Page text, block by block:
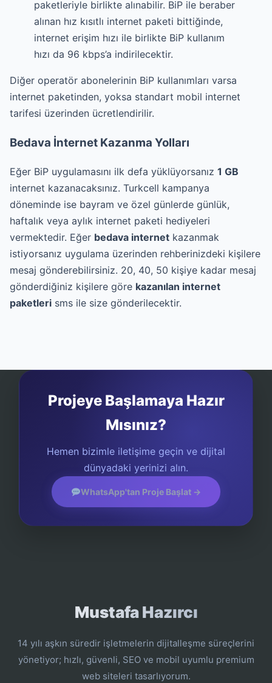
paketleriyle birlikte alınabilir. BiP ile beraber
alınan hız kısıtlı internet paketi bittiğinde,
internet erişim hızı ile birlikte BiP kullanım
hızı da 96 kbps’a indirilecektir.
Diğer operatör abonelerinin BiP kullanımları varsa
internet paketinden, yoksa standart mobil internet
tarifesi üzerinden ücretlendirilir.
Bedava İnternet Kazanma Yolları
Eğer BiP uygulamasını ilk defa yüklüyorsanız 1 GB
internet kazanacaksınız. Turkcell kampanya
döneminde ise bayram ve özel günlerde günlük,
haftalık veya aylık internet paketi hediyeleri
vermektedir. Eğer bedava internet kazanmak
istiyorsanız uygulama üzerinden rehberinizdeki kişilere
mesaj gönderebilirsiniz. 20, 40, 50 kişiye kadar mesaj
gönderdiğiniz kişilere göre kazanılan internet
paketleri sms ile size gönderilecektir.
Projeye Başlamaya Hazır
Mısınız?
Hemen bizimle iletişime geçin ve dijital
dünyadaki yerinizi alın.
WhatsApp'tan Proje Başlat →
Mustafa Hazırcı
14 yılı aşkın süredir işletmelerin dijitalleşme süreçlerini
yönetiyor; hızlı, güvenli, SEO ve mobil uyumlu premium
web siteleri tasarlıyorum.